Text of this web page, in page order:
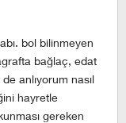
bol bilinmeyen
bağlaç, edat
anlıyorum nasıl
hayretle
gereken